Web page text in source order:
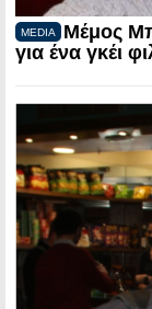
MEDIA
Μέμος
για ένα γκέι